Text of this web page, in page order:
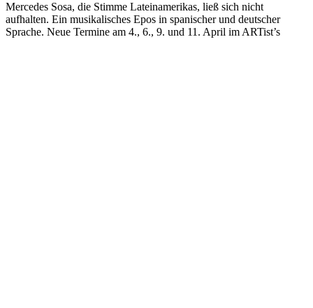
Mercedes Sosa, die Stimme Lateinamerikas, ließ sich nicht
aufhalten. Ein musikalisches Epos in spanischer und deutscher
Sprache. Neue Termine am 4., 6., 9. und 11. April im ARTist’s